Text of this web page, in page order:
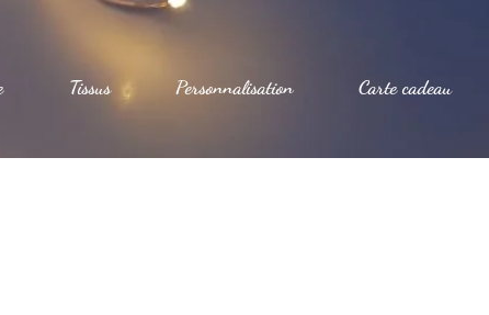
Tissus Personnalisation Carte cadeau